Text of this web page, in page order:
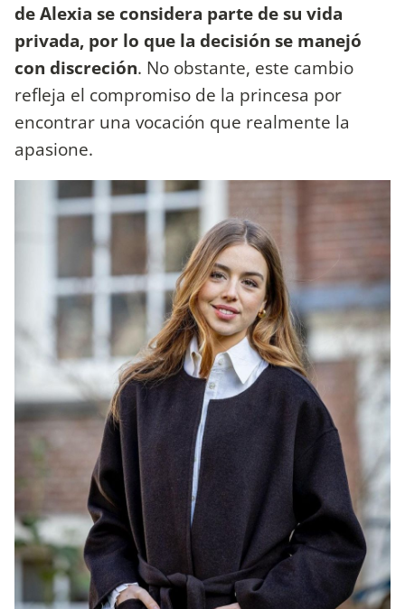
de Alexia se considera parte de su vida
privada, por lo que la decisión se manejó
con discreción. No obstante, este cambio
refleja el compromiso de la princesa por
encontrar una vocación que realmente la
apasione.